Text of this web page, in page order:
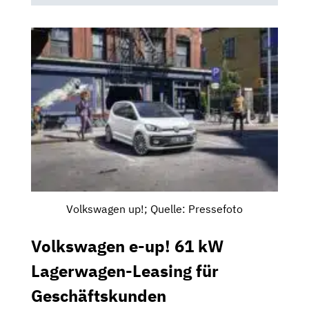
Volkswagen up!; Quelle: Pressefoto
Volkswagen e-up! 61 kW
Lagerwagen-Leasing für
Geschäftskunden